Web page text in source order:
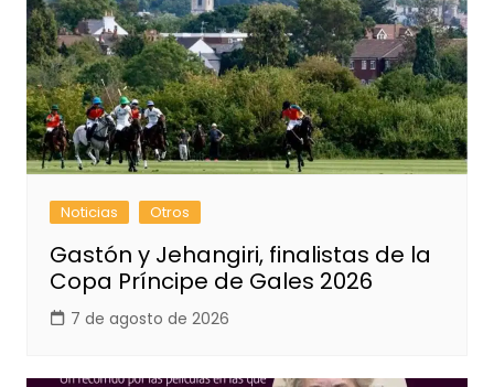
Noticias Otros
Gastón y Jehangiri, finalistas de la
Copa Príncipe de Gales 2026
7 de agosto de 2026